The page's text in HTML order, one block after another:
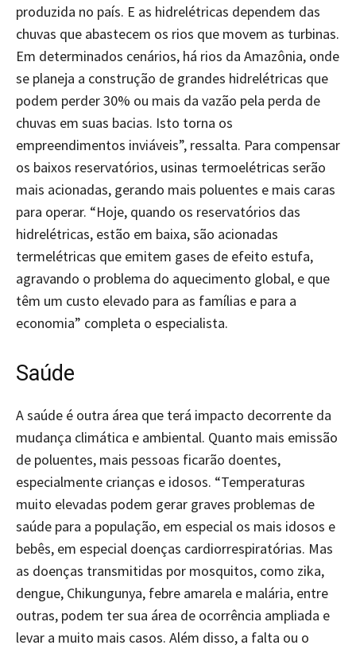
produzida no país. E as hidrelétricas dependem das
chuvas que abastecem os rios que movem as turbinas.
Em determinados cenários, há rios da Amazônia, onde
se planeja a construção de grandes hidrelétricas que
podem perder 30% ou mais da vazão pela perda de
chuvas em suas bacias. Isto torna os
empreendimentos inviáveis”, ressalta. Para compensar
os baixos reservatórios, usinas termoelétricas serão
mais acionadas, gerando mais poluentes e mais caras
para operar. “Hoje, quando os reservatórios das
hidrelétricas, estão em baixa, são acionadas
termelétricas que emitem gases de efeito estufa,
agravando o problema do aquecimento global, e que
têm um custo elevado para as famílias e para a
economia” completa o especialista.
Saúde
A saúde é outra área que terá impacto decorrente da
mudança climática e ambiental. Quanto mais emissão
de poluentes, mais pessoas ficarão doentes,
especialmente crianças e idosos. “Temperaturas
muito elevadas podem gerar graves problemas de
saúde para a população, em especial os mais idosos e
bebês, em especial doenças cardiorrespiratórias. Mas
as doenças transmitidas por mosquitos, como zika,
dengue, Chikungunya, febre amarela e malária, entre
outras, podem ter sua área de ocorrência ampliada e
levar a muito mais casos. Além disso, a falta ou o